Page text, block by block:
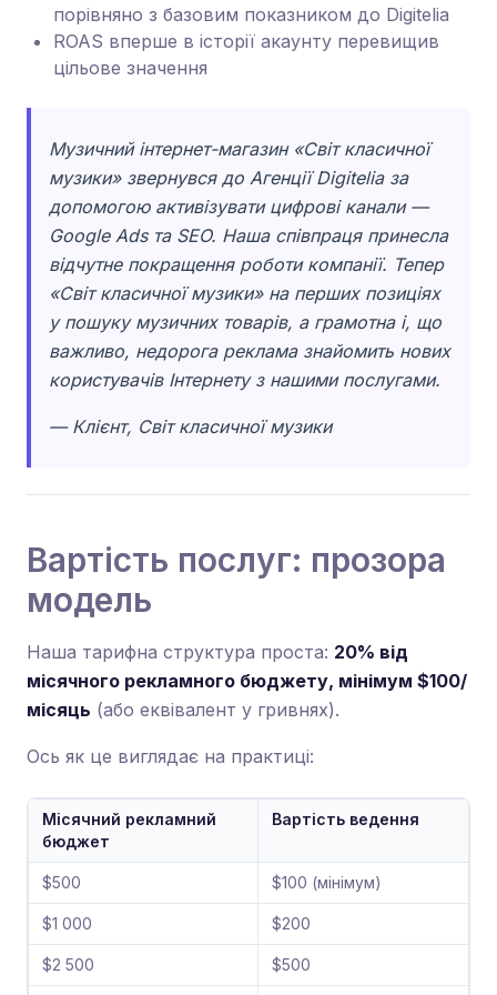
порівняно з базовим показником до Digitelia
ROAS вперше в історії акаунту перевищив
цільове значення
Музичний інтернет-магазин «Світ класичної
музики» звернувся до Агенції Digitelia за
допомогою активізувати цифрові канали —
Google Ads та SEO. Наша співпраця принесла
відчутне покращення роботи компанії. Тепер
«Світ класичної музики» на перших позиціях
у пошуку музичних товарів, а грамотна і, що
важливо, недорога реклама знайомить нових
користувачів Інтернету з нашими послугами.
— Клієнт, Світ класичної музики
Вартість послуг: прозора
модель
Наша тарифна структура проста: 20% від
місячного рекламного бюджету, мінімум $100/
місяць (або еквівалент у гривнях).
Ось як це виглядає на практиці:
Місячний рекламний
бюджет
Вартість ведення
$500 $100 (мінімум)
$1 000 $200
$2 500 $500